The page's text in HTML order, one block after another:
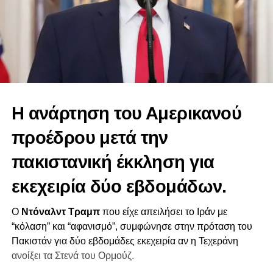
Η ανάρτηση του Αμερικανού
προέδρου μετά την
πακιστανική έκκληση για
εκεχειρία δύο εβδομάδων.
Ο Ντόναλντ Τραμππου είχε απειλήσει το Ιράν με
“κόλαση” και “αφανισμό”, συμφώνησε στην πρόταση του
Πακιστάν για δύο εβδομάδες εκεχειρία αν η Τεχεράνη
ανοίξει τα Στενά του Ορμούζ.